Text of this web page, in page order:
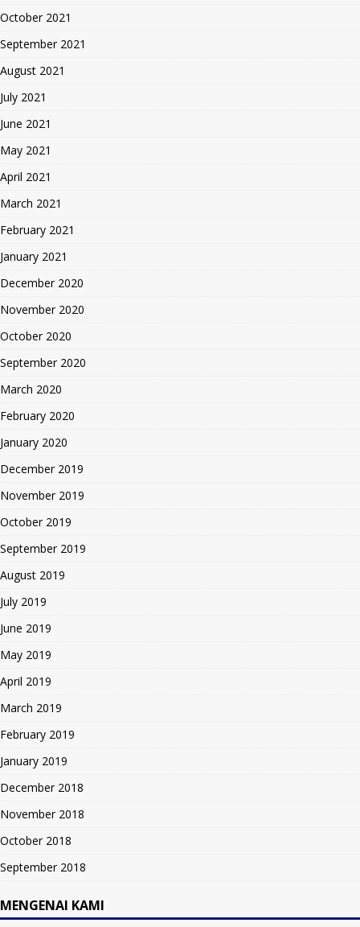
October 2021
September 2021
August 2021
July 2021
June 2021
May 2021
April 2021
March 2021
February 2021
January 2021
December 2020
November 2020
October 2020
September 2020
March 2020
February 2020
January 2020
December 2019
November 2019
October 2019
September 2019
August 2019
July 2019
June 2019
May 2019
April 2019
March 2019
February 2019
January 2019
December 2018
November 2018
October 2018
September 2018
MENGENAI KAMI